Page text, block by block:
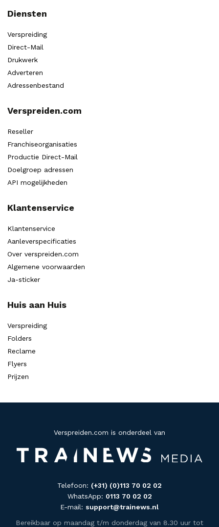
Diensten
Verspreiding
Direct-Mail
Drukwerk
Adverteren
Adressenbestand
Verspreiden.com
Reseller
Franchiseorganisaties
Productie Direct-Mail
Doelgroep adressen
API mogelijkheden
Klantenservice
Klantenservice
Aanleverspecificaties
Over verspreiden.com
Algemene voorwaarden
Ja-sticker
Huis aan Huis
Verspreiding
Folders
Reclame
Flyers
Prijzen
Verspreiden.com is onderdeel van
Telefoon: (+31) (0)113 70 02 02
WhatsApp: 0113 70 02 02
E-mail: support@trainews.nl
Bereikbaar op maandag t/m donderdag van 8.30 uur tot